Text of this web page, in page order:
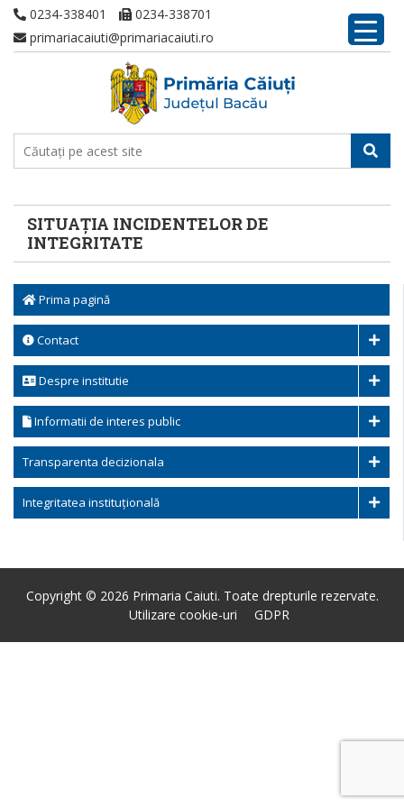
0234-338401
0234-338701
primariacaiuti@primariacaiuti.ro
SITUAȚIA INCIDENTELOR DE
INTEGRITATE
Prima pagină
Contact
Despre institutie
Informatii de interes public
Transparenta decizionala
Integritatea instituțională
Copyright © 2026 Primaria Caiuti. Toate drepturile rezervate.
Utilizare cookie-uri
GDPR